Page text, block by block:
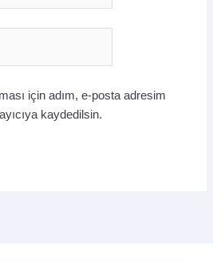
için adım, e-posta adresim
kaydedilsin.